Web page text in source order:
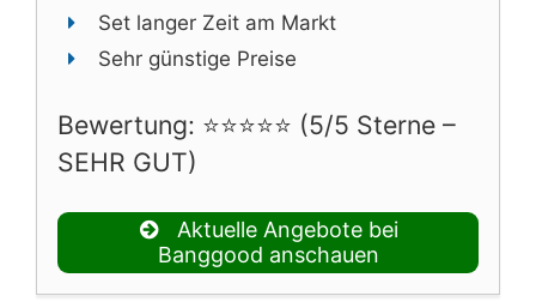
Set langer Zeit am Markt
Sehr günstige Preise
Bewertung: ⭐⭐⭐⭐⭐ (5/5 Sterne –
SEHR GUT)
Aktuelle Angebote bei
Banggood anschauen